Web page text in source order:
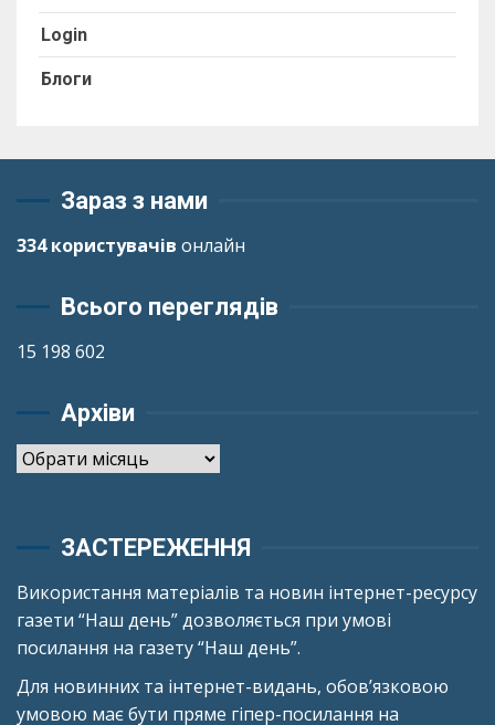
Login
Блоги
Зараз з нами
334 користувачів онлайн
Всього переглядів
15 198 602
Архіви
Архіви
ЗАСТЕРЕЖЕННЯ
Використання матеріалів та новин інтернет-ресурсу
газети “Наш день” дозволяється при умові
посилання на газету “Наш день”.
Для новинних та інтернет-видань, обов’язковою
умовою має бути пряме гіпер-посилання на